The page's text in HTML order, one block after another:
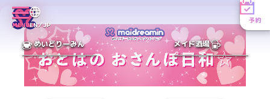
MENUEN／JP
予約
めいどりーみん メイド酒場